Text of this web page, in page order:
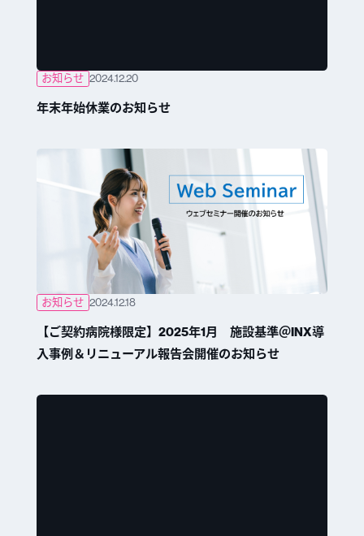
お知らせ 2024.12.20
年末年始休業のお知らせ
お知らせ 2024.12.18
【ご契約病院様限定】2025年1月 施設基準＠INX導
入事例＆リニューアル報告会開催のお知らせ